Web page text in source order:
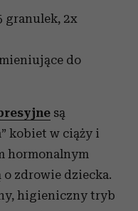
granulek, 2x
do
są
kobiet w ciąży i
hormonalnym
zdrowie dziecka.
higieniczny tryb